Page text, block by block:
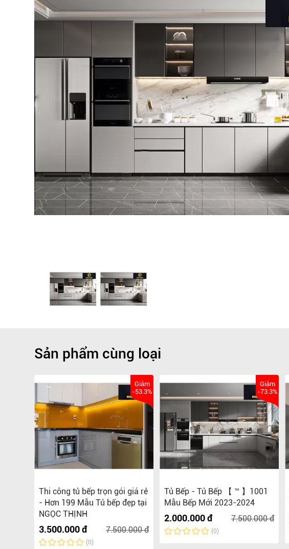
Bếp từ-Bếp hồng ngoại
Chậu rửa bát
Giá để bát đĩa đa năng
Giá để dao thớt
Kệ để chất tẩy rửa
Kệ gia vị
Kệ góc liên hoàn
Sản phẩm cùng loại
Giảm
-53.3%
Thi công tủ bếp trọn gói giá rẻ
- Hơn 199 Mẫu Tủ bếp đẹp tại
NGỌC THỊNH
3.500.000 đ 7.500.000 đ
(0)
Giảm
-73.3%
Tủ Bếp - Tủ Bếp 【 ™ 】1001
Mẫu Bếp Mới 2023-2024
2.000.000 đ 7.500.000 đ
(0)